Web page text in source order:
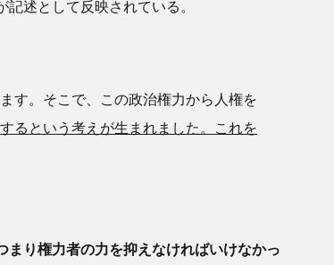
述として反映されている。
す。そこで、この政治権力から人権を
るという考えが生まれました。これを
り権力者の力を抑えなければいけなかっ